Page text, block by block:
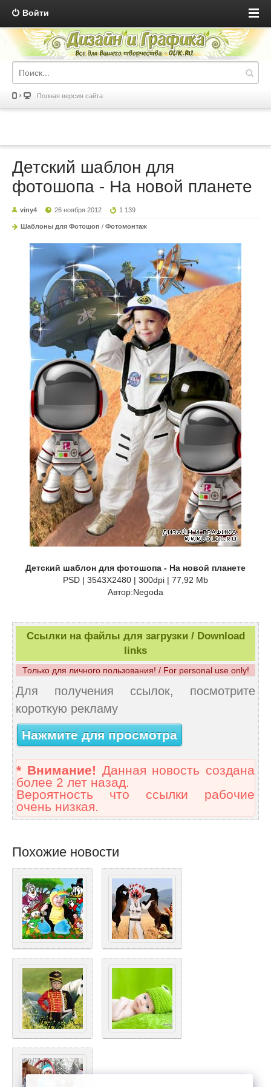
Войти
Полная версия сайта
Детский шаблон для
фотошопа - На новой планете
viny4 26 ноября 2012 1 139
Шаблоны для Фотошоп / Фотомонтаж
Детский шаблон для фотошопа - На новой планете
PSD | 3543Х2480 | 300dpi | 77,92 Mb
Автор:Negoda
Ссылки на файлы для загрузки / Download
links
Только для личного пользования! / For personal use only!
Для получения ссылок, посмотрите
короткую рекламу
Нажмите для просмотра
* Внимание! Данная новость создана
более 2 лет назад.
Вероятность что ссылки рабочие
очень низкая.
Похожие новости